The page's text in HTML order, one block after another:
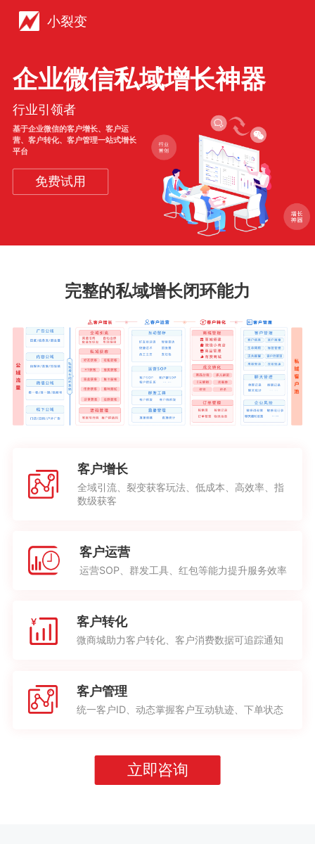
小裂变
企业微信私域增长神器
行业引领者
基于企业微信的客户增长、客户运
营、客户转化、客户管理一站式增长
平台
免费试用
完整的私域增长闭环能力
客户增长
全域引流、裂变获客玩法、低成本、高效率、指
数级获客
客户运营
运营SOP、群发工具、红包等能力提升服务效率
客户转化
微商城助力客户转化、客户消费数据可追踪通知
客户管理
统一客户ID、动态掌握客户互动轨迹、下单状态
立即咨询